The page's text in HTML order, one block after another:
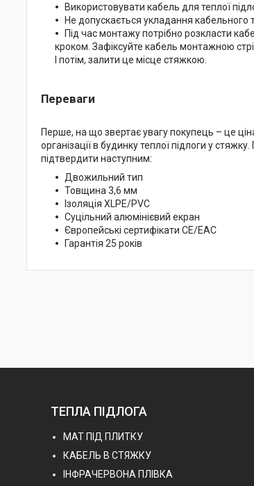
Використовувати кабель для теплої
Не допускається укладання кабельного
Під час монтажу потрібно розкласти
кроком. Зафіксуйте кабель монтажною
І потім, залити це місце стяжкою.
Переваги
Перше, на що звертає увагу покупець – це
організації в будинку теплої підлоги у
підтвердити наступним:
Двожильний тип
Товщина 3,6 мм
Ізоляція XLPE/PVC
Суцільний алюмінієвий екран
Європейські сертифікати CE/EAC
Гарантія 25 років
ТЕПЛА ПІДЛОГА
МАТ ПІД ПЛИТКУ
КАБЕЛЬ В СТЯЖКУ
ІНФРАЧЕРВОНА ПЛІВКА